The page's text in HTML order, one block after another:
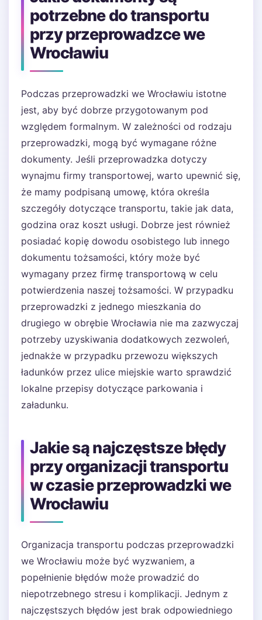
potrzebne do transportu
przy przeprowadzce we
Wrocławiu
Podczas przeprowadzki we Wrocławiu istotne
jest, aby być dobrze przygotowanym pod
względem formalnym. W zależności od rodzaju
przeprowadzki, mogą być wymagane różne
dokumenty. Jeśli przeprowadzka dotyczy
wynajmu firmy transportowej, warto upewnić się,
że mamy podpisaną umowę, która określa
szczegóły dotyczące transportu, takie jak data,
godzina oraz koszt usługi. Dobrze jest również
posiadać kopię dowodu osobistego lub innego
dokumentu tożsamości, który może być
wymagany przez firmę transportową w celu
potwierdzenia naszej tożsamości. W przypadku
przeprowadzki z jednego mieszkania do
drugiego w obrębie Wrocławia nie ma zazwyczaj
potrzeby uzyskiwania dodatkowych zezwoleń,
jednakże w przypadku przewozu większych
ładunków przez ulice miejskie warto sprawdzić
lokalne przepisy dotyczące parkowania i
załadunku.
Jakie są najczęstsze błędy
przy organizacji transportu
w czasie przeprowadzki we
Wrocławiu
Organizacja transportu podczas przeprowadzki
we Wrocławiu może być wyzwaniem, a
popełnienie błędów może prowadzić do
niepotrzebnego stresu i komplikacji. Jednym z
najczęstszych błędów jest brak odpowiedniego